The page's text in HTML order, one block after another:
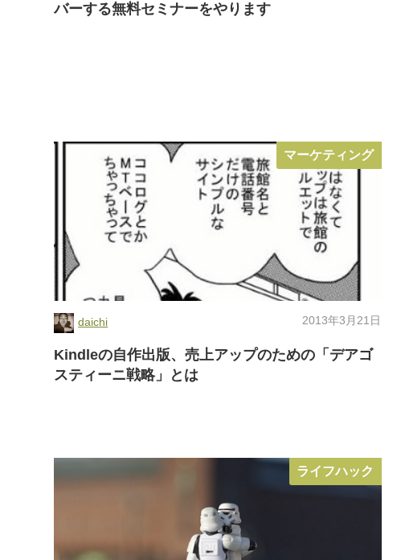
バーする無料セミナーをやります
マーケティング
daichi 2013年3月21日
Kindleの自作出版、売上アップのための「デアゴ
スティーニ戦略」とは
ライフハック